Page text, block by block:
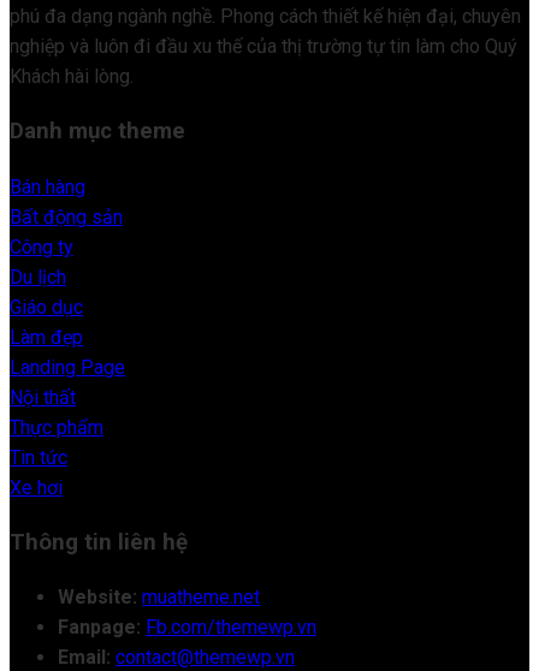
phú đa dạng ngành nghề. Phong cách thiết kế hiện đại, chuyên
nghiệp và luôn đi đầu xu thế của thị trường tự tin làm cho Quý
Khách hài lòng.
Danh mục theme
Bán hàng
Bất động sản
Công ty
Du lịch
Giáo dục
Làm đẹp
Landing Page
Nội thất
Thực phẩm
Tin tức
Xe hơi
Thông tin liên hệ
Website: muatheme.net
Fanpage: Fb.com/themewp.vn
Email: contact@themewp.vn